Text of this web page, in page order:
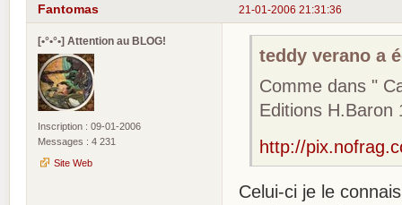
21-01-2006 21:31:36
Fantomas
[•°•°•] Attention au BLOG!
Inscription : 09-01-2006
Messages : 4 231
Site Web
teddy verano a
Comme dans "
Editions H.Baron
http://
Celui-ci je le